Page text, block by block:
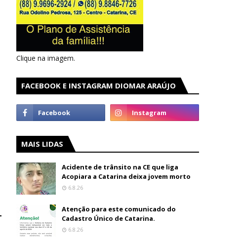
Clique na imagem.
FACEBOOK E INSTAGRAM DIOMAR ARAÚJO
MAIS LIDAS
Acidente de trânsito na CE que liga
Acopiara a Catarina deixa jovem morto
6.8.26
Atenção para este comunicado do
Cadastro Único de Catarina.
6.8.26